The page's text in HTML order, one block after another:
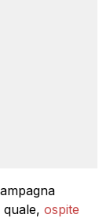
quale, ospite